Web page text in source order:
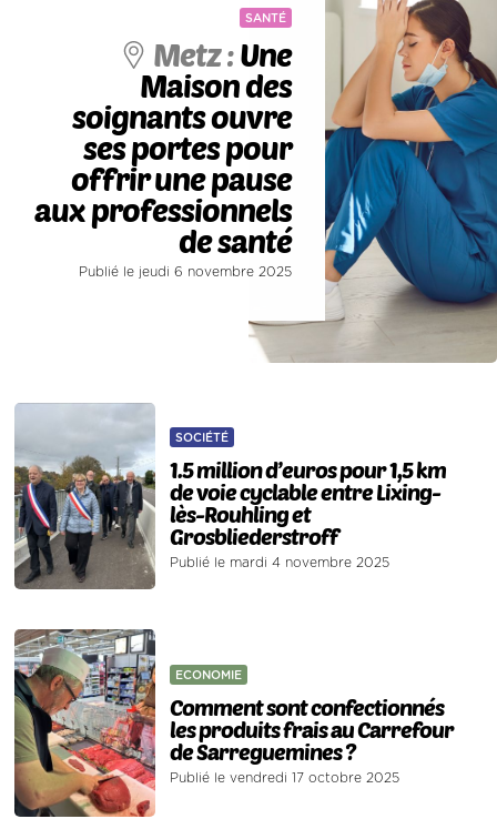
SANTÉ
Metz :Une
Maison des
soignants ouvre
ses portes pour
offrir une pause
aux professionnels
de santé
Publié le jeudi 6 novembre 2025
SOCIÉTÉ
1.5 million d’euros pour 1,5 km
de voie cyclable entre Lixing-
lès-Rouhling et
Grosbliederstroff
Publié le mardi 4 novembre 2025
ECONOMIE
Comment sont confectionnés
les produits frais au Carrefour
de Sarreguemines ?
Publié le vendredi 17 octobre 2025